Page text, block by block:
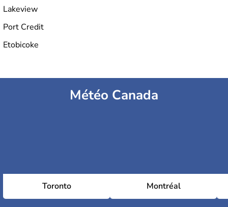
Lakeview
Port Credit
Etobicoke
Météo Canada
Toronto Montréal